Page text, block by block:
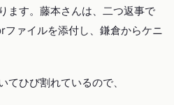
ます。藤本さんは、二つ返事で
ァイルを添付し、鎌倉からケニ
てひび割れているので、